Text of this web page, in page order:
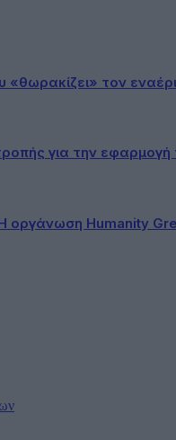
«θωρακίζει» τον
για την
οργάνωση Humanity